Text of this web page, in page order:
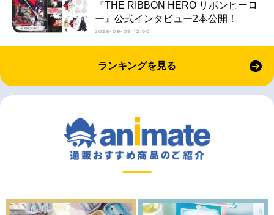
『THE RIBBON HERO リボンヒーロ
ー』公式インタビュー2本公開！
2026-08-09 12:00
ランキングを見る